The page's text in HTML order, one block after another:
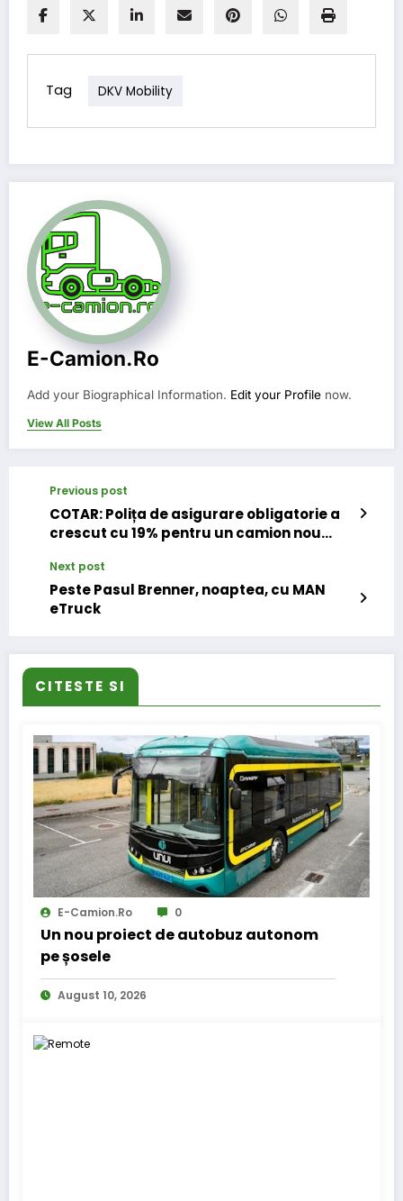
Tag DKV Mobility
E-Camion.ro
Add your Biographical Information. Edit your Profile now.
View All Posts
Previous post
COTAR: Polița de asigurare obligatorie a
crescut cu 19% pentru un camion nou
Next post
Peste Pasul Brenner, noaptea, cu MAN
eTruck
CITESTE SI
E-Camion.ro 0
Un nou proiect de autobuz autonom
pe șosele
August 10, 2026